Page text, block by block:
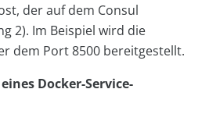
der auf dem Consul
2). Im Beispiel wird die
dem Port 8500 bereitgestellt.
Docker-Service-